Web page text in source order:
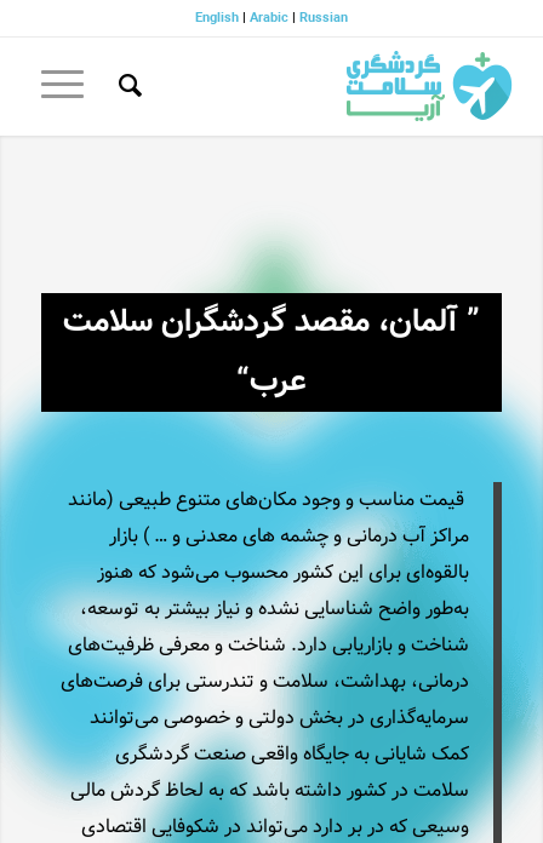
English | Arabic | Russian
” آلمان، مقصد گردشگران سلامت
عرب“
قیمت مناسب و وجود مکان‌های متنوع طبیعی (مانند
مراکز آب درمانی و چشمه های معدنی و … ) بازار
بالقوه‌ای برای این کشور محسوب می‌شود که هنوز
به‌طور واضح شناسایی نشده و نیاز بیشتر به توسعه،
شناخت و بازاریابی دارد. شناخت و معرفی ظرفیت‌های
درمانی، بهداشت، سلامت و تندرستی برای فرصت‌های
سرمایه‌گذاری در بخش دولتی و خصوصی می‌توانند
کمک شایانی به جایگاه واقعی صنعت گردشگری
سلامت در کشور داشته باشد که به لحاظ گردش مالی
وسیعی که در بر دارد می‌تواند در شکوفایی اقتصادی